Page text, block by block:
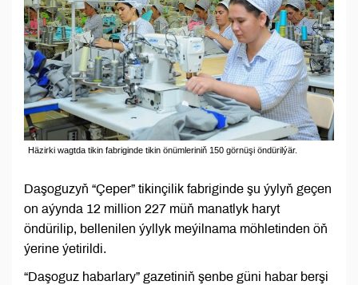
Häzirki wagtda tikin fabriginde tikin önümleriniň 150 görnüşi öndürilýär.
Daşoguzyň “Çeper” tikinçilik fabriginde şu ýylyň geçen
on aýynda 12 million 227 müň manatlyk haryt
öndürilip, bellenilen ýyllyk meýilnama möhletinden öň
ýerine ýetirildi.
“Daşoguz habarlary” gazetiniň şenbe güni habar berşi